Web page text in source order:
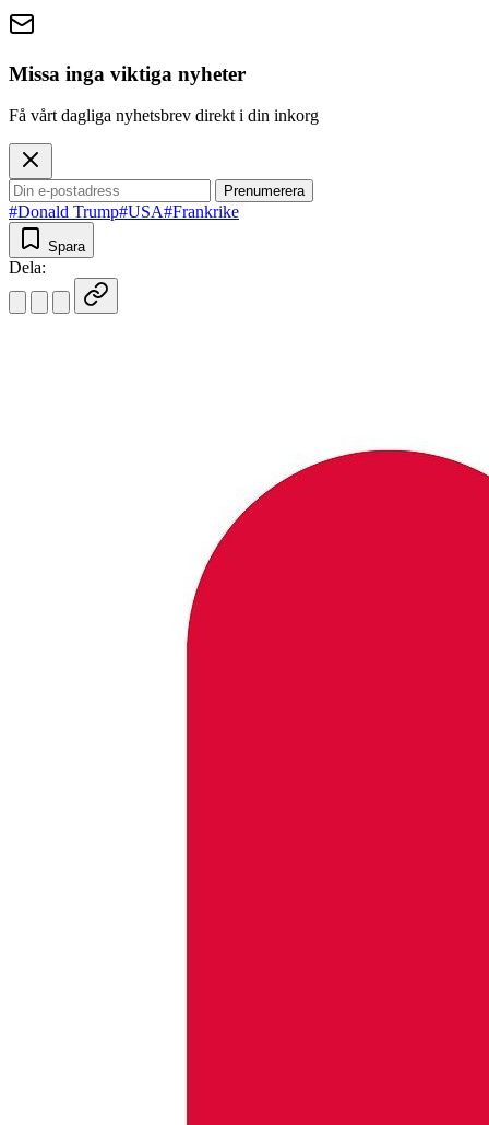
Missa inga viktiga nyheter
Få vårt dagliga nyhetsbrev direkt i din inkorg
Prenumerera
#Donald Trump#USA#Frankrike
Spara
Dela: